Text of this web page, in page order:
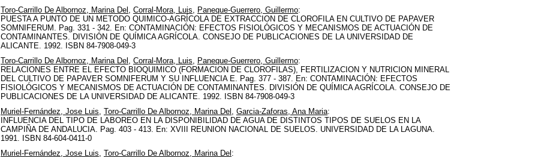
Toro-Carrillo De Albornoz, Marina Del , Corral-Mora, Luis, Paneque-Guerrero, Guillermo:
PUESTA A PUNTO DE UN METODO QUIMICO-AGRÍCOLA DE EXTRACCION DE CLOROFILA EN CULTIVO DE PAPAVER
SOMNIFERUM. Pag. 331 - 342. En: CONTAMINACIÓN: EFECTOS FISIOLÓGICOS Y MECANISMOS DE ACTUACIÓN DE
CONTAMINANTES. DIVISIÓN DE QUÍMICA AGRÍCOLA. CONSEJO DE PUBLICACIONES DE LA UNIVERSIDAD DE
ALICANTE. 1992. ISBN 84-7908-049-3
Toro-Carrillo De Albornoz, Marina Del , Corral-Mora, Luis, Paneque-Guerrero, Guillermo:
RELACIONES ENTRE EL EFECTO BIOQUIMICO (FORMACION DE CLOROFILAS), FERTILIZACION Y NUTRICION MINERAL
DEL CULTIVO DE PAPAVER SOMNIFERUM Y SU INFLUENCIA E. Pag. 377 - 387. En: CONTAMINACIÓN: EFECTOS
FISIOLÓGICOS Y MECANISMOS DE ACTUACIÓN DE CONTAMINANTES. DIVISIÓN DE QUÍMICA AGRÍCOLA. CONSEJO DE
PUBLICACIONES DE LA UNIVERSIDAD DE ALICANTE. 1992. ISBN 84-7908-049-3
Muriel-Fernández, Jose Luis, Toro-Carrillo De Albornoz, Marina Del , Garcia-Zaforas, Ana Maria:
INFLUENCIA DEL TIPO DE LABOREO EN LA DISPONIBILIDAD DE AGUA DE DISTINTOS TIPOS DE SUELOS EN LA
CAMPIÑA DE ANDALUCIA. Pag. 403 - 413. En: XVIII REUNION NACIONAL DE SUELOS. UNIVERSIDAD DE LA LAGUNA.
1991. ISBN 84-604-0411-0
Muriel-Fernández, Jose Luis, Toro-Carrillo De Albornoz, Marina Del :